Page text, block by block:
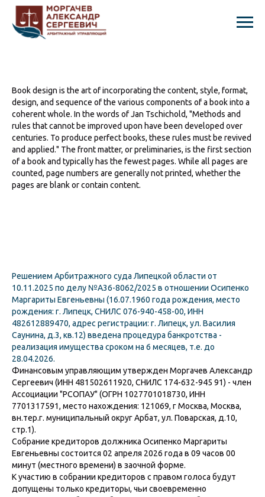
Book design is the art of incorporating the content, style, format,
design, and sequence of the various components of a book into a
coherent whole. In the words of Jan Tschichold, "Methods and
rules that cannot be improved upon have been developed over
centuries. To produce perfect books, these rules must be revived
and applied." The front matter, or preliminaries, is the first section
of a book and typically has the fewest pages. While all pages are
counted, page numbers are generally not printed, whether the
pages are blank or contain content.
Решением Арбитражного суда Липецкой области от
10.11.2025 по делу №А36-8062/2025 в отношении Осипенко
Маргариты Евгеньевны (16.07.1960 года рождения, место
рождения: г. Липецк, СНИЛС 076-940-458-00, ИНН
482612889470, адрес регистрации: г. Липецк, ул. Василия
Саунина, д.3, кв.12) введена процедура банкротства -
реализация имущества сроком на 6 месяцев, т.е. до
28.04.2026.
Финансовым управляющим утвержден Моргачев Александр
Сергеевич (ИНН 481502611920, СНИЛС 174-632-945 91) - член
Ассоциации "РСОПАУ" (ОГРН 1027701018730, ИНН
7701317591, место нахождения: 121069, г Москва, Москва,
вн.тер.г. муниципальный округ Арбат, ул. Поварская, д.10,
стр.1).
Собрание кредиторов должника Осипенко Маргариты
Евгеньевны состоится 02 апреля 2026 года в 09 часов 00
минут (местного времени) в заочной форме.
К участию в собрании кредиторов с правом голоса будут
допущены только кредиторы, чьи своевременно